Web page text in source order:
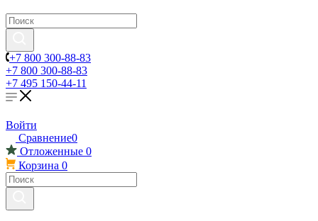
+7 800 300-88-83
+7 800 300-88-83
+7 495 150-44-11
Войти
Сравнение0
Отложенные 0
Корзина 0